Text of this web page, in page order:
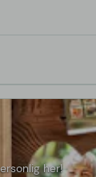
her!